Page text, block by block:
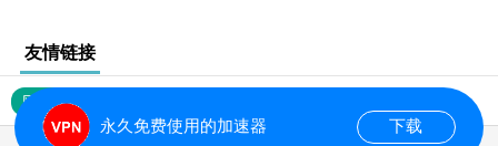
友情链接
网站地图
永久免费使用的加速器 下载